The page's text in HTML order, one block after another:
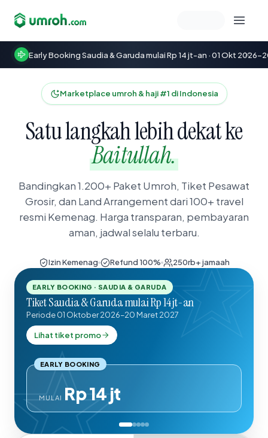
Memeriksa sesi akun
Marketplace umroh & haji #1 di Indonesia
Satu langkah lebih dekat ke
Baitullah.
Bandingkan 1.200+ Paket Umroh, Tiket Pesawat
Grosir, dan Land Arrangement dari 100+ travel
resmi Kemenag. Harga transparan, pembayaran
aman, jadwal selalu terbaru.
Izin Kemenag Refund 100% 250rb+ jamaah
EARLY BOOKING · SAUDIA & GARUDA
Tiket Saudia & Garuda mulai Rp 14 jt-an
Periode 01 Oktober 2026–20 Maret 2027
Lihat tiket promo
EARLY BOOKING
MULAI Rp 14 jt